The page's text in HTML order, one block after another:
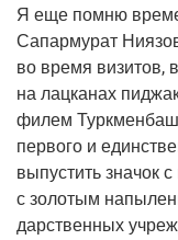
Я еще пом­ню
Сапар­му­рат
во вре­мя визи­тов,
на лац­ка­нах
фи­лем
пер­во­го и
выпу­стить зна­чок
с золо­тым
дар­ствен­ных